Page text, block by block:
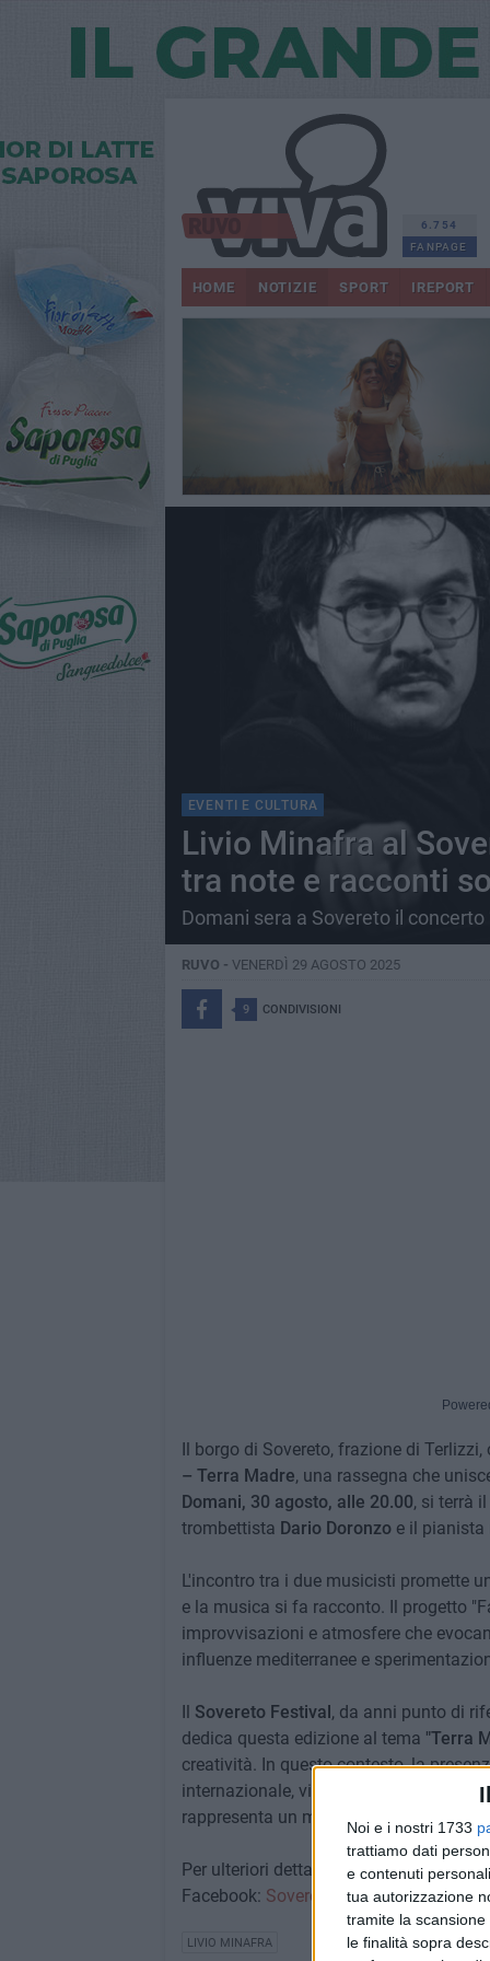
Noi e i nostri 1733
trattiamo dati
e contenuti
tua autorizzazione
tramite la
le finalità sopra
6.754
FANPAGE
HOME NOTIZIE SPORT IREPORT
EVENTI E CULTURA
Livio Minafra al
tra note e racconti
Domani sera a Sovereto il
RUVO - VENERDÌ 29 AGOSTO 2025
9 CONDIVISIONI
Il borgo di Sovereto, frazione di
– Terra Madre, una rassegna che
Domani, 30 agosto, alle 20.00, si terrà
trombettista Dario Doronzoe il pianista
L'incontro tra i due musicisti promette
e la musica si fa racconto. Il progetto
improvvisazioni e atmosfere che
influenze mediterranee e
Il Sovereto Festival, da anni punto di
dedica questa edizione al tema "Terra
creatività. In questo contesto, la
internazionale, vincitore del Top Jazz
rappresenta un momento di grande
Per ulteriori dettagli e aggiornamenti,
Facebook: Sovereto Festival 2025.
LIVIO MINAFRA